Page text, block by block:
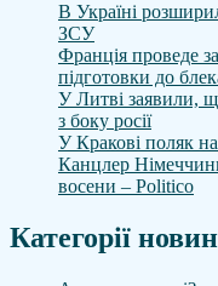
В Україні
ЗСУ
Франція проведе
підготовки до
У Литві заявили,
з боку росії
У Кракові поляк
Канцлер
восени – Politico
Категорії новин